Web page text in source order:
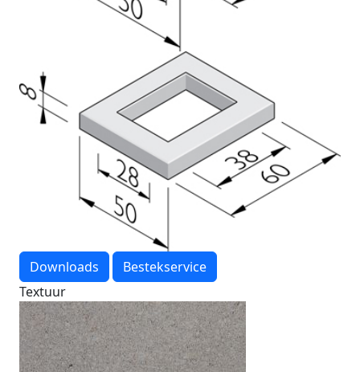
Downloads
Bestekservice
Textuur